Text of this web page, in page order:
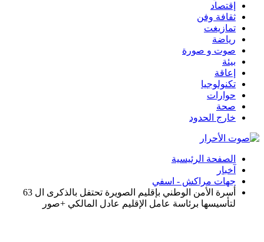
إقتصاد
ثقافة وفن
تمازيغت
رياضة
صوت و صورة
بيئة
إعاقة
تكنولوجيا
حوارات
صحة
خارج الحدود
الصفحة الرئيسية
آخبار
جهات مراكش - اسفي
أسرة الأمن الوطني بإقليم الصويرة تحتفل بالذكرى ال 63
لتأسيسها برئاسة عامل الإقليم عادل المالكي +صور